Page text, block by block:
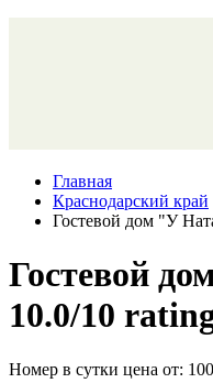
Главная
Краснодарский край
Гостевой дом "У
Гостевой
10.0/10
Номер в сутки цена от: